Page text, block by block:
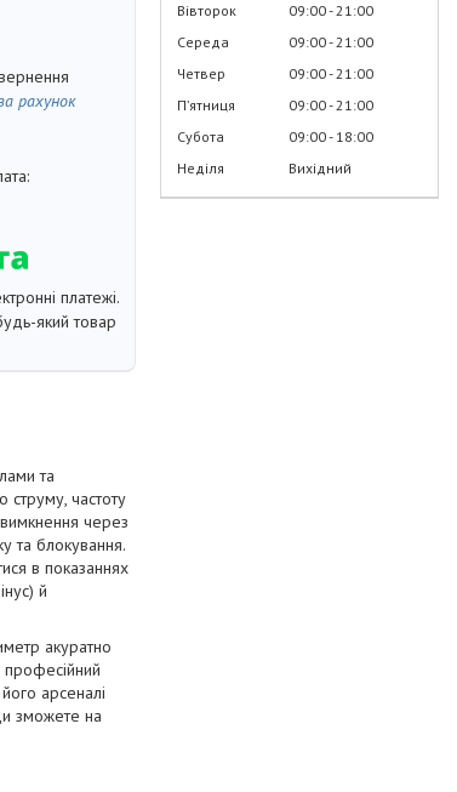
рахунок
платежі.
який товар
та
струму, частоту
через
та блокування.
в показаннях
й
акуратно
професійний
арсеналі
зможете на
Вівторок
09:00 21:00
Середа
09:00 21:00
Четвер
09:00 21:00
Пʼятниця
09:00 21:00
Субота
09:00 18:00
Неділя
Вихідний